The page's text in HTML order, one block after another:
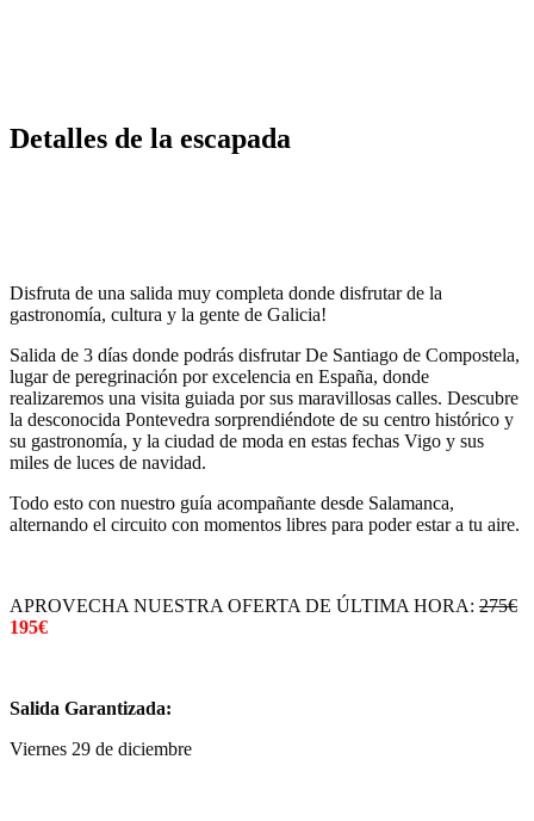
Detalles de la escapada
Disfruta de una salida muy completa donde disfrutar de la
gastronomía, cultura y la gente de Galicia!
Salida de 3 días donde podrás disfrutar De Santiago de Compostela,
lugar de peregrinación por excelencia en España, donde
realizaremos una visita guiada por sus maravillosas calles. Descubre
la desconocida Pontevedra sorprendiéndote de su centro histórico y
su gastronomía, y la ciudad de moda en estas fechas Vigo y sus
miles de luces de navidad.
Todo esto con nuestro guía acompañante desde Salamanca,
alternando el circuito con momentos libres para poder estar a tu aire.
APROVECHA NUESTRA OFERTA DE ÚLTIMA HORA: 275€
195€
Salida Garantizada:
Viernes 29 de diciembre